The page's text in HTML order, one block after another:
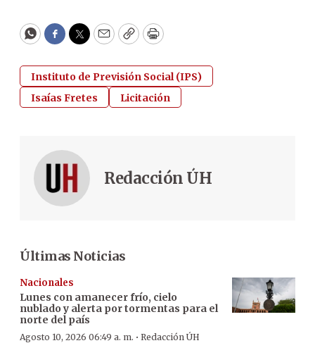
WhatsApp
Facebook
Twitter
EmailCopyPrint
Instituto de Previsión Social (IPS)
Isaías Fretes
Licitación
Redacción ÚH
Últimas Noticias
Nacionales
Lunes con amanecer frío, cielo
nublado y alerta por tormentas para el
norte del país
Agosto 10, 2026 06:49 a. m. · Redacción ÚH